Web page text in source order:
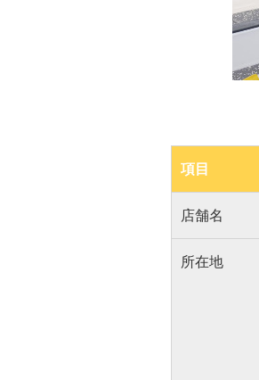
項目
店舗名
所在地